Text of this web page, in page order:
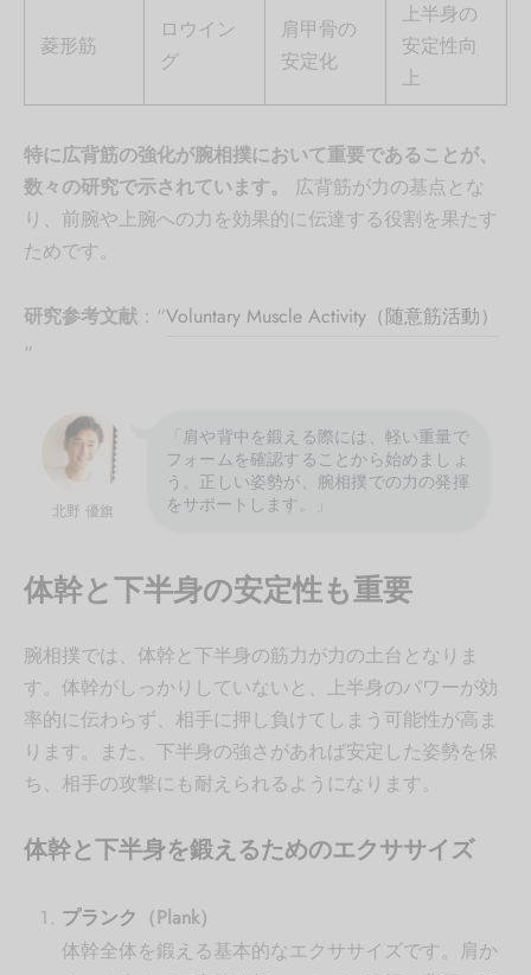
菱形筋
ロウイン
グ
肩甲骨の
安定化
上半身の
安定性向
上
特に広背筋の強化が腕相撲において重要であることが、
数々の研究で示されています。
広背筋が力の基点とな
り、前腕や上腕への力を効果的に伝達する役割を果たす
ためです。
研究参考文献 ： “Voluntary Muscle Activity（随意筋活動）
“
北野 優旗
「肩や背中を鍛える際には、軽い重量で
フォームを確認することから始めましょ
う。正しい姿勢が、腕相撲での力の発揮
をサポートします。」
体幹と下半身の安定性も重要
腕相撲では、体幹と下半身の筋力が力の土台となりま
す。体幹がしっかりしていないと、上半身のパワーが効
率的に伝わらず、相手に押し負けてしまう可能性が高ま
ります。また、下半身の強さがあれば安定した姿勢を保
ち、相手の攻撃にも耐えられるようになります。
体幹と下半身を鍛えるためのエクササイズ
プランク （Plank）
体幹全体を鍛える基本的なエクササイズです。肩か